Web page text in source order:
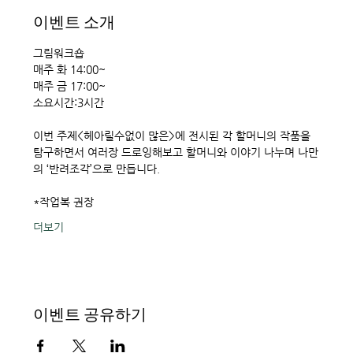
이벤트 소개
그림워크숍
매주 화 14:00~
매주 금 17:00~
소요시간:3시간
이번 주제<헤아릴수없이 많은>에 전시된 각 할머니의 작품을
탐구하면서 여러장 드로잉해보고 할머니와 이야기 나누며 나만
의 ‘반려조각’으로 만듭니다.
*작업복 권장
더보기
이벤트 공유하기